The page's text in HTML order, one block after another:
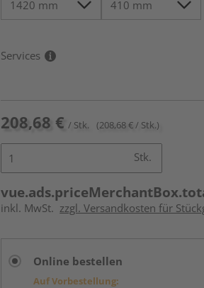
Services
208,68 € / Stk. (208,68 € / Stk.)
Stk.
inkl. MwSt. zzgl. Versandkosten für
Online bestellen
Auf Vorbestellung: